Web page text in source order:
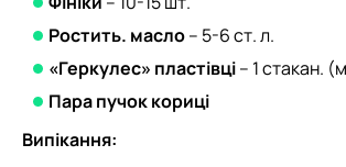
Ростить. масло– 5-6 ст. л.
«Геркулес» пластівці– 1 стакан.
Пара пучок кориці
Випікання: